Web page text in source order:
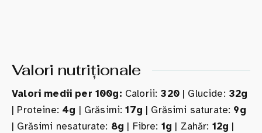
Valori nutriționale
Valori medii per 100g: Calorii: 320| Glucide: 32g
| Proteine: 4g | Grăsimi:17g | Grăsimi saturate: 9g
| Grăsimi nesaturate: 8g | Fibre: 1g | Zahăr: 12g |